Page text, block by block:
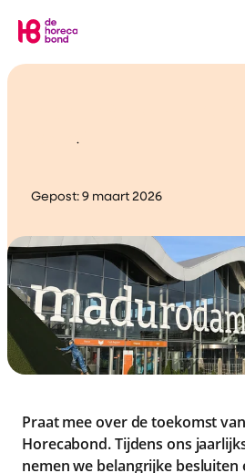
Ledencongres
ook?
Gepost: 9 maart 2026
Praat mee over de toekomst
Horecabond. Tijdens ons
nemen we belangrijke